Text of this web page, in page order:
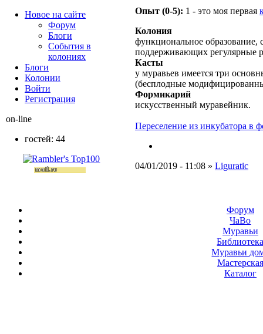
Опыт (0-5): 1 - это моя первая
Колония
функциональное образование,
поддерживающих регулярные
Касты
у муравьев имеется три
(бесплодные
Формикарий
искусственный муравейник.
Переселение из инкубатора в
04/01/2019 - 11:08 » Liguratic
Новое на сайте
Форум
Блоги
События в
колониях
Блоги
Колонии
Войти
Peгиcтpaция
on-line
гостей: 44
Форум
ЧаВо
Муравьи
Муравьи
Мастерская
Каталог